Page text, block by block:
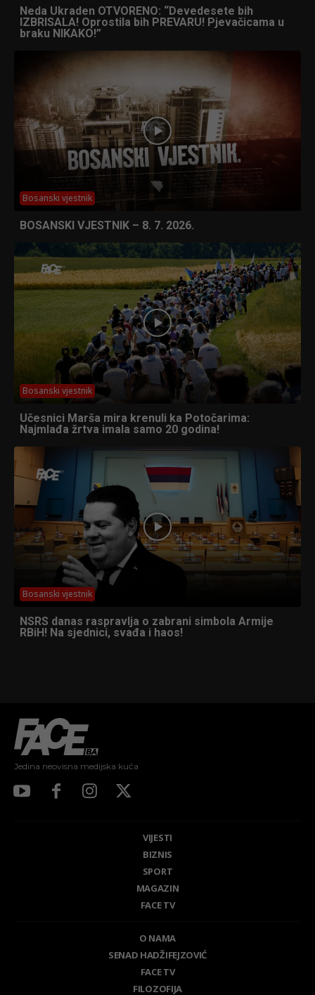
Neda Ukraden OTVORENO: “Devedesete bih
IZBRISALA! Oprostila bih PREVARU! Pjevačicama u
braku NIKAKO!”
Bosanski vjestnik
BOSANSKI VJESTNIK – 8. 7. 2026.
Bosanski vjestnik
Učesnici Marša mira krenuli ka Potočarima:
Najmlađa žrtva imala samo 20 godina!
Bosanski vjestnik
NSRS danas raspravlja o zabrani simbola Armije
RBiH! Na sjednici, svađa i haos!
Jedina neovisna medijska kuća
VIJESTI
BIZNIS
SPORT
MAGAZIN
FACE TV
O NAMA
SENAD HADŽIFEJZOVIĆ
FACE TV
FILOZOFIJA